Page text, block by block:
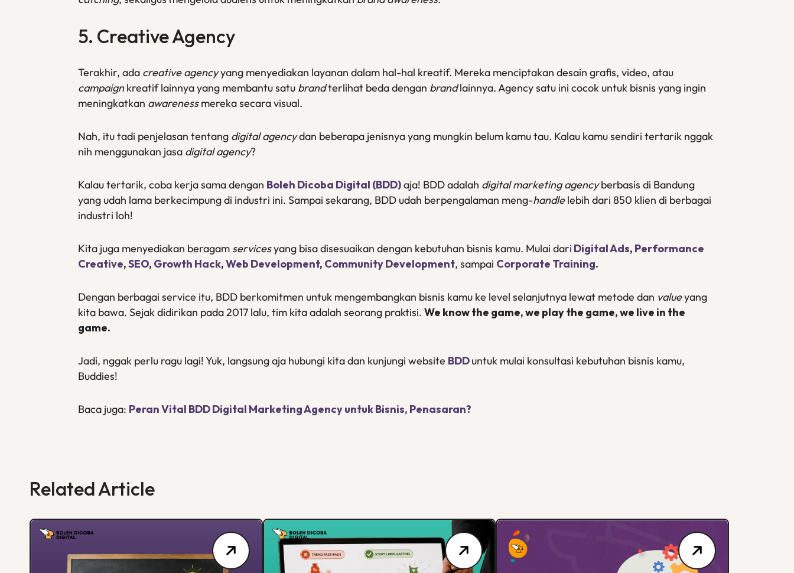
5. Creative Agency
Terakhir, ada creative agencyyang menyediakan layanan dalam hal-hal kreatif. Mereka menciptakan desain grafis, video, atau
campaignkreatif lainnya yang membantu satu brandterlihat beda dengan brandlainnya. Agency satu ini cocok untuk bisnis yang ingin
meningkatkan awarenessmereka secara visual.
Nah, itu tadi penjelasan tentang digital agencydan beberapa jenisnya yang mungkin belum kamu tau. Kalau kamu sendiri tertarik nggak
nih menggunakan jasa digital agency?
Kalau tertarik, coba kerja sama dengan Boleh Dicoba Digital (BDD)aja! BDD adalah digital marketing agencyberbasis di Bandung
yang udah lama berkecimpung di industri ini. Sampai sekarang, BDD udah berpengalaman meng-handlelebih dari 850 klien di berbagai
industri loh!
Kita juga menyediakan beragam servicesyang bisa disesuaikan dengan kebutuhan bisnis kamu. Mulai dari Digital Ads, Performance
Creative,SEO, Growth Hack,Web Development, Community Development, sampai Corporate Training.
Dengan berbagai service itu, BDD berkomitmen untuk mengembangkan bisnis kamu ke level selanjutnya lewat metode dan valueyang
kita bawa. Sejak didirikan pada 2017 lalu, tim kita adalah seorang praktisi. We know the game, we play the game, we live in the
game.
Jadi, nggak perlu ragu lagi! Yuk, langsung aja hubungi kita dan kunjungi website BDDuntuk mulai konsultasi kebutuhan bisnis kamu,
Buddies!
Baca juga: Peran Vital BDD Digital Marketing Agency untuk Bisnis, Penasaran?
Related Article